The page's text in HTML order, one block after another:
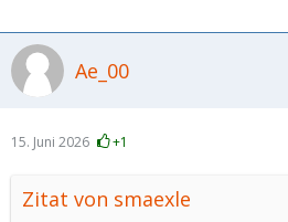
Ae_00
15. Juni 2026 +1
Zitat von smaexle